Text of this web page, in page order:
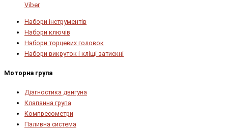
Viber
Набори інструментів
Набори ключів
Набори торцевих головок
Набори викруток і кліщі затискні
Моторна група
Діагностика двигуна
Клапанна група
Компресометри
Паливна система